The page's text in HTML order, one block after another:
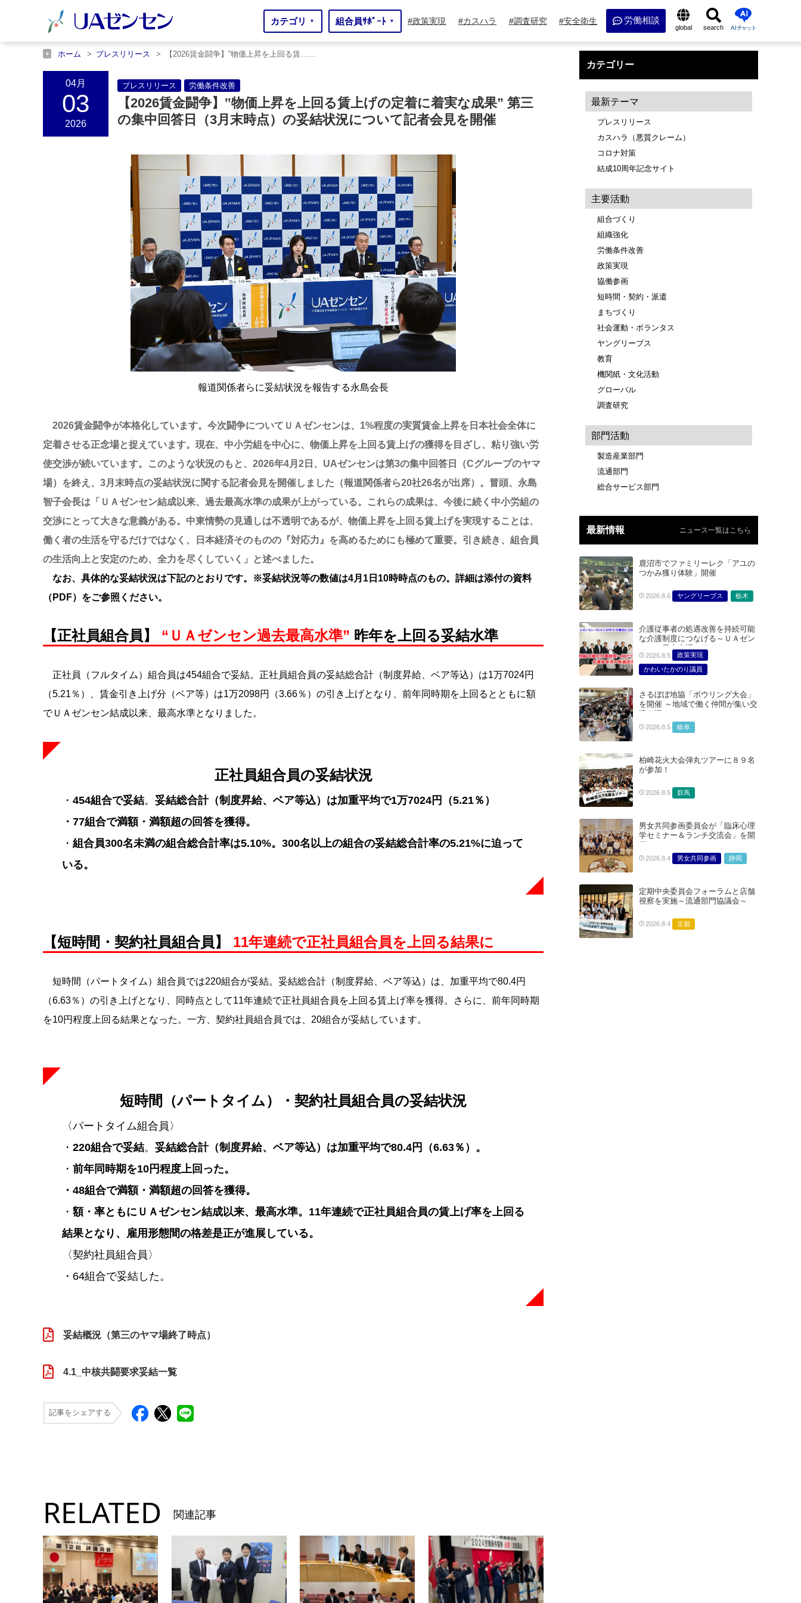
カテゴリ ▼ 組合員ｻﾎﾟｰﾄ ▼ 政策実現 カスハラ 調査研究 安全衛生 労働相談
global search AIチャット
ホーム プレスリリース
【2026賃金闘争】‟物価上昇を上回る賃……
04月
03
2026
プレスリリース 労働条件改善
【2026賃金闘争】‟物価上昇を上回る賃上げの定着に着実な成果” 第三
の集中回答日（3月末時点）の妥結状況について記者会見を開催
報道関係者らに妥結状況を報告する永島会長
2026賃金闘争が本格化しています。今次闘争についてＵＡゼンセンは、1%程度の実質賃金上昇を日本社会全体に
定着させる正念場と捉えています。現在、中小労組を中心に、物価上昇を上回る賃上げの獲得を目ざし、粘り強い労
使交渉が続いています。このような状況のもと、2026年4月2日、UAゼンセンは第3の集中回答日（Cグループのヤマ
場）を終え、3月末時点の妥結状況に関する記者会見を開催しました（報道関係者ら20社26名が出席）。冒頭、永島
智子会長は「ＵＡゼンセン結成以来、過去最高水準の成果が上がっている。これらの成果は、今後に続く中小労組の
交渉にとって大きな意義がある。中東情勢の見通しは不透明であるが、物価上昇を上回る賃上げを実現することは、
働く者の生活を守るだけではなく、日本経済そのものの『対応力』を高めるためにも極めて重要。引き続き、組合員
の生活向上と安定のため、全力を尽くしていく」と述べました。
なお、具体的な妥結状況は下記のとおりです。※妥結状況等の数値は4月1日10時時点のもの。詳細は添付の資料
（PDF）をご参照ください。
【正社員組合員】 “ＵＡゼンセン過去最高水準” 昨年を上回る妥結水準
正社員（フルタイム）組合員は454組合で妥結。正社員組合員の妥結総合計（制度昇給、ベア等込）は1万7024円
（5.21％）、賃金引き上げ分（ベア等）は1万2098円（3.66％）の引き上げとなり、前年同時期を上回るとともに額
でＵＡゼンセン結成以来、最高水準となりました。
正社員組合員の妥結状況
・ 454組合で妥結。 妥結総合計（制度昇給、ベア等込）は加重平均で1万7024円（5.21％）
・77組合で満額・満額超の回答を獲得。
・ 組合員300名未満の組合総合計率は5.10%。300名以上の組合の妥結総合計率の5.21%に迫って
いる。
【短時間・契約社員組合員】 11年連続で正社員組合員を上回る結果に
短時間（パートタイム）組合員では220組合が妥結。妥結総合計（制度昇給、ベア等込）は、加重平均で80.4円
（6.63％）の引き上げとなり、同時点として11年連続で正社員組合員を上回る賃上げ率を獲得。さらに、前年同時期
を10円程度上回る結果となった。一方、契約社員組合員では、20組合が妥結しています。
短時間（パートタイム）・契約社員組合員の妥結状況
〈パートタイム組合員〉
・ 220組合で妥結。 妥結総合計（制度昇給、ベア等込）は加重平均で80.4円（6.63％）。
・ 前年同時期を10円程度上回った。
・48組合で満額・満額超の回答を獲得。
・ 額・率ともにＵＡゼンセン結成以来、最高水準。11年連続で正社員組合員の賃上げ率を上回る
結果となり、雇用形態間の格差是正が進展している。
〈契約社員組合員〉
・64組合で妥結した。
妥結概況（第三のヤマ場終了時点）
4.1_中核共闘要求妥結一覧
記事をシェアする
RELATED 関連記事
カテゴリー
最新テーマ
プレスリリース
カスハラ（悪質クレーム）
コロナ対策
結成10周年記念サイト
主要活動
組合づくり
組織強化
労働条件改善
政策実現
協働参画
短時間・契約・派遣
まちづくり
社会運動・ボランタス
ヤングリーブス
教育
機関紙・文化活動
グローバル
調査研究
部門活動
製造産業部門
流通部門
総合サービス部門
最新情報 ニュース一覧はこちら
鹿沼市でファミリーレク「アユの
つかみ獲り体験」開催
2026.8.6 ヤングリーブス 栃木
介護従事者の処遇改善を持続可能
な介護制度につなげる～ＵＡゼン
セン・日本介護クラフトユニオン
合同で厚生労働省に対する要請を
実施～
2026.8.5
政策実現
かわいたかのり議員
どうごみまきこ議員
総合サービス部門
医療・介護・福祉部会
さるぼぼ地協「ボウリング大会」
を開催 ～地域で働く仲間が集い交
流を深める～
2026.8.5 岐阜
柏崎花火大会弾丸ツアーに８９名
が参加！
2026.8.5 群馬
男女共同参画委員会が「臨床心理
学セミナー＆ランチ交流会」を開
催
2026.8.4 男女共同参画 静岡
定期中央委員会フォーラムと店舗
視察を実施～流通部門協議会～
2026.8.4 京都